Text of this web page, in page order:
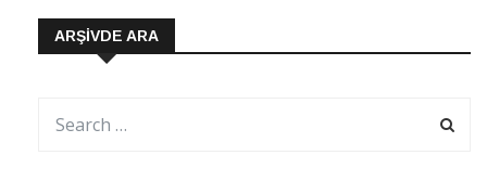
ARŞIVDE ARA